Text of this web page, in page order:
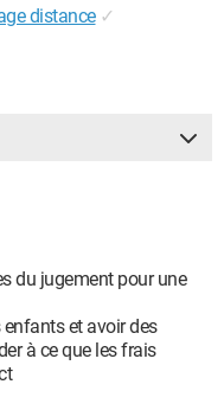
distance ✓
du jugement pour une
et avoir des
à ce que les frais